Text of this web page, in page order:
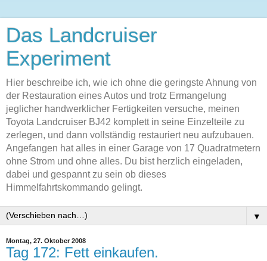
Das Landcruiser
Experiment
Hier beschreibe ich, wie ich ohne die geringste Ahnung von
der Restauration eines Autos und trotz Ermangelung
jeglicher handwerklicher Fertigkeiten versuche, meinen
Toyota Landcruiser BJ42 komplett in seine Einzelteile zu
zerlegen, und dann vollständig restauriert neu aufzubauen.
Angefangen hat alles in einer Garage von 17 Quadratmetern
ohne Strom und ohne alles. Du bist herzlich eingeladen,
dabei und gespannt zu sein ob dieses
Himmelfahrtskommando gelingt.
▼
Montag, 27. Oktober 2008
Tag 172: Fett einkaufen.